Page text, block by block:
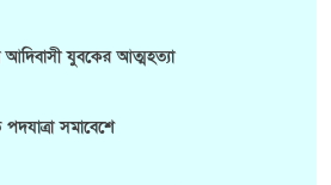
আদিবাসী যুবকের আত্মহত্যা
সমাবেশে